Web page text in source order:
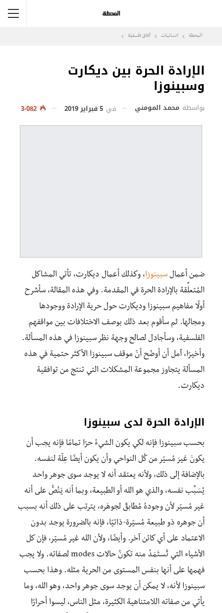
المحطة انسانيات آفاق فلسفيّة‎
الإرادة الحرة بين ديكارت
وسبينوزا
بواسطة محمد المومني في 5 فبراير 2019
ضمن أعمال سبينوزا، وكذلك أعمال ديكارت، تأتي المشاكل
المُتعلِّقة بالإرادة الحرة في المقدمة. وفي هذه المقالة، سأشرح
أولًا مفاهيم سبينوزا وديكارت حول حرية الإرادة ووجودها
ومجالها. ثم سأقوم بعد ذلك بوصف الاختلافات بين مواقفهم
الفلسفية، وسأجادل لصالح وجهة نظر سبينوزا في هذه المسألة.
وأخيرًا، آمل أن أوضّح أنّ موقف سبينوزا الأكثر حتمية في هذه
المسألة يتجاوز مجموعة المشكلات التي تنتج من توافقية
ديكارت.
الإرادة الحرة لدى سبينوزا
بحسب سبينوزا فإنه لكي يكون الشيءُ حرًا تمامًا فإنه يجب أن
يكونَ غيرَ مُسيّر من كُل النواحي وأن يكون أيضًا عِلّة لنفسه.
بالإضافة إلى ذلك، ولأنه يعتقد أنه لا يوجد سوى جوهر واحد
يُسَبِّب نفسه، والذي هو الله أو الطبيعة، وبما أنه يَنُصُّ على أنه
غير مُسيّر لأن وجودهُ مُطابقٌ لجوهَره، يترتب على ذلك أنه بسبب
أن جوهره ذو طبيعة مُسيّرة-ذاتيًا، فإنه بالضرورة يوجد بدون
الاعتماد على أي كائن آخر. وأيضًا، ولأن الله غير مُسيّر، فإن كل
الأشياء التي تُستَمَدُ منه تكونُ حالات modes لصفاته. ولا يجب
فهمها على أنها بنفس المستوى من الحرية مثله. وهذا بحسب
سبينوزا لأنه، لا يمكن أن يوجد سوى جوهر واحد، وهو الله، وما
يأتي من صفاته اللامتناهية الكثيرة، مثل الناس، ليسوا أحرارًا